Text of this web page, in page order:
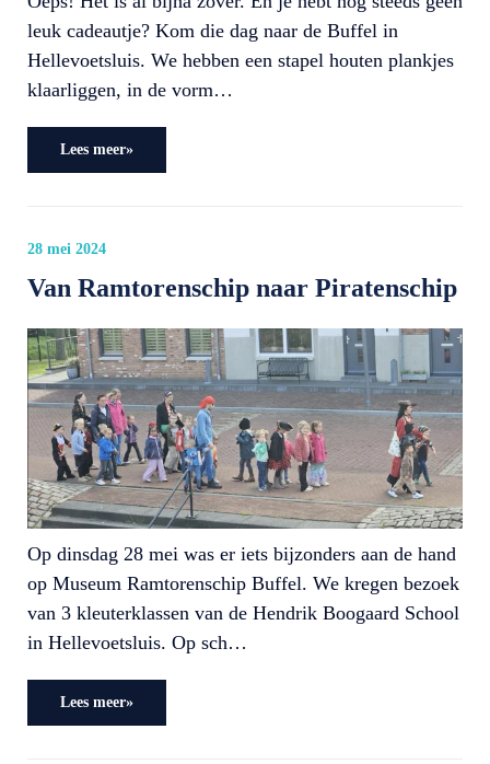
leuk cadeautje? Kom die dag naar de Buffel in
Hellevoetsluis. We hebben een stapel houten plankjes
klaarliggen, in de vorm…
Lees meer»
28 mei 2024
Van Ramtorenschip naar Piratenschip
Op dinsdag 28 mei was er iets bijzonders aan de hand
op Museum Ramtorenschip Buffel. We kregen bezoek
van 3 kleuterklassen van de Hendrik Boogaard School
in Hellevoetsluis. Op sch…
Lees meer»